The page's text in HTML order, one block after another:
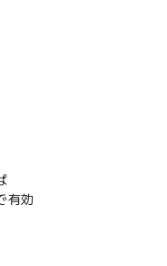
有効